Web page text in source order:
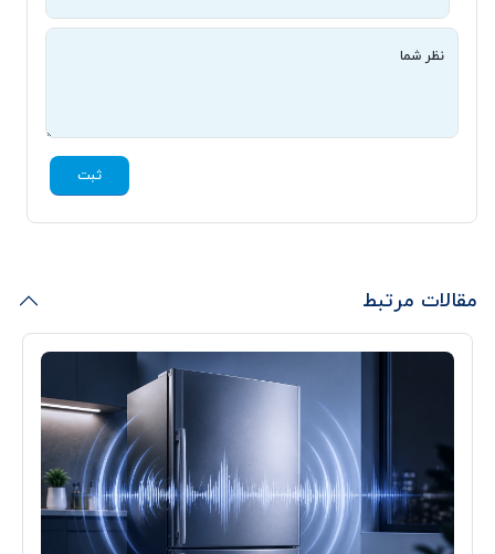
نظر شما
ثبت
مقالات مرتبط